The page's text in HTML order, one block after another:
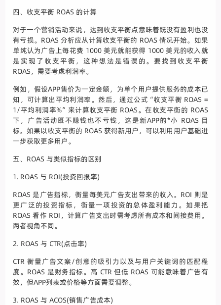
四、收支平衡 ROAS 的计算
对于一个营销活动来说，达到收支平衡点意味着既没有盈利也没
有亏损。ROAS 分析应从计算收支平衡的 ROAS 情况开始。如果
单纯认为广告上每花费 1000 美元就能获得 1000 美元的收入就
是实现了收支平衡，这种想法是错误的。要找到收支平衡
ROAS，需要考虑利润率。
例如，假设APP售价为一定金额，为单个用户提供服务的成本已
知，可计算出平均利润率。然后，通过公式“收支平衡 ROAS =
1/平均利润率%”来计算收支平衡 ROAS。在收支平衡的 ROAS
下，广告活动既不赚钱也不亏钱，这是新APP的*小 ROAS 目
标。如果以收支平衡的 ROAS 获得新用户，可以利用用户基础进
一步获取更多用户。
五、ROAS 与类似指标的区别
1. ROAS 与 ROI(投资回报率)
ROAS 是广告指标，衡量每美元广告支出带来的收入。ROI 则是
更广泛的投资指标，衡量一项投资的总体盈利能力。如果把
ROAS 看作 ROI，计算广告支出时需考虑所有成本和间接费用。
两者视角不同。
2. ROAS 与 CTR(点击率)
CTR 衡量广告文案/创意的吸引力以及与用户关键词的匹配程
度。ROAS 是财务指标。高 CTR 但低 ROAS 可能意味着广告有
效，但APP列表或价格等方面需要调整。
3. ROAS 与 ACOS(销售广告成本)